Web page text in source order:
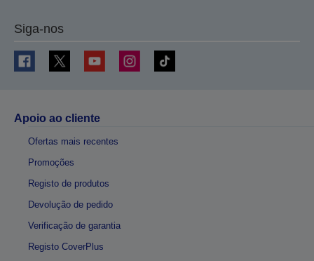
Siga-nos
Apoio ao cliente
Ofertas mais recentes
Promoções
Registo de produtos
Devolução de pedido
Verificação de garantia
Registo CoverPlus